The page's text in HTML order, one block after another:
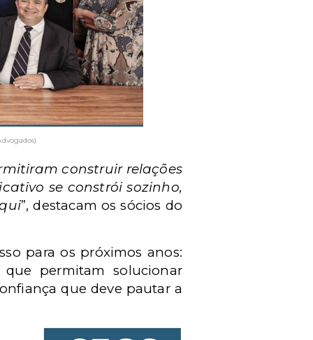
construir relações
se constrói sozinho,
”, destacam os sócios do
para os próximos anos:
que permitam solucionar
que deve pautar a